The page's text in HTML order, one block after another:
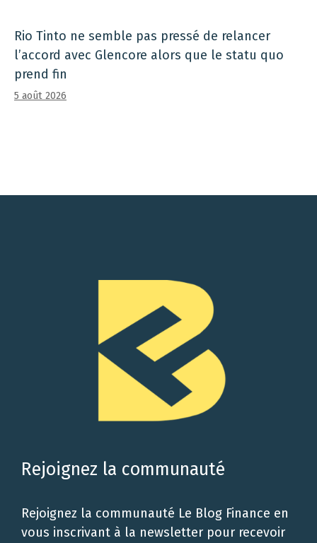
Rio Tinto ne semble pas pressé de relancer
l’accord avec Glencore alors que le statu quo
prend fin
5 août 2026
Rejoignez la communauté
Rejoignez la communauté Le Blog Finance en
vous inscrivant à la newsletter pour recevoir